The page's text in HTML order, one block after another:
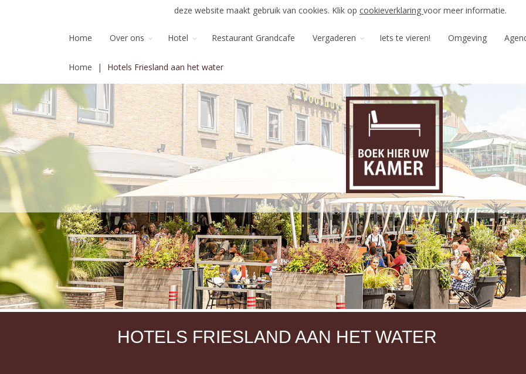
deze website maakt gebruik van cookies. Klik op cookieverklaring voor meer informatie.
Home Over ons Hotel Restaurant Grandcafe Vergaderen Iets te vieren! Omgeving
Home Hotels Friesland aan het water
HOTELS FRIESLAND AAN HET WATER